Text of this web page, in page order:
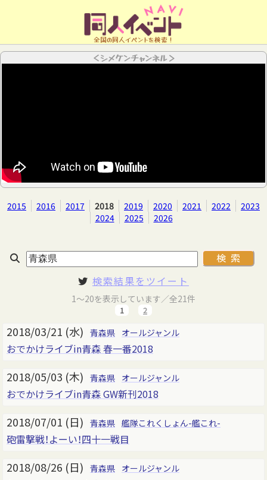
全国の同人イベントを検索！
＜シメケンチャンネル＞
2015 2016 2017 2018 2019 2020 2021 2022
2023
2024
2025 2026
検索結果をツイート
1～20を表示しています／全21件
1 2
2018/03/21 (水) 青森県 オールジャンル
おでかけライブin青森 春一番2018
2018/05/03 (木) 青森県 オールジャンル
おでかけライブin青森 GW新刊2018
2018/07/01 (日) 青森県 艦隊これくしょん-艦これ-
砲雷撃戦！よーい！四十一戦目
2018/08/26 (日) 青森県 オールジャンル